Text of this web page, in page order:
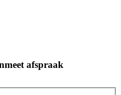
afspraak